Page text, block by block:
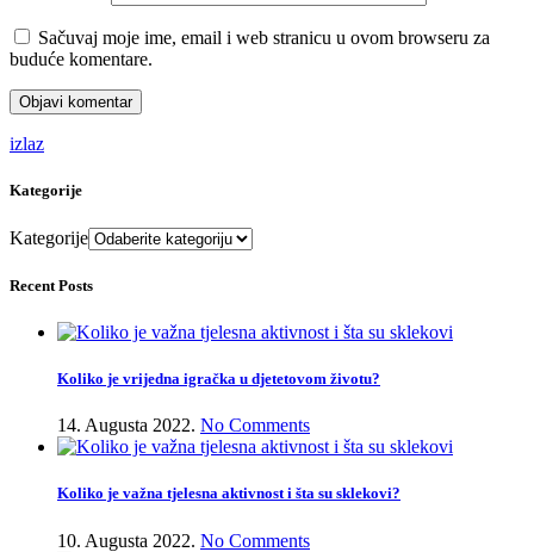
Sačuvaj moje ime, email i web stranicu u ovom browseru za
buduće komentare.
izlaz
Kategorije
Kategorije
Recent Posts
Koliko je vrijedna igračka u djetetovom životu?
14. Augusta 2022. No Comments
Koliko je važna tjelesna aktivnost i šta su sklekovi?
10. Augusta 2022. No Comments